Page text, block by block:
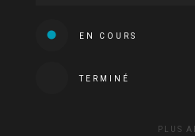
EN COURS
TERMINÉ
PLUS